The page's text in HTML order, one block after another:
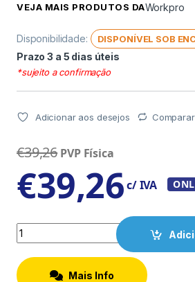
VEJA MAIS PRODUTOS DAWorkpro
Disponibilidade: DISPONÍVEL SOB
Prazo 3 a 5 dias úteis
*sujeito a confirmação
Adicionar aos desejos Comparar
€39,26 PVP Física
€39,26c/ IVA
Quantity
Mais Info